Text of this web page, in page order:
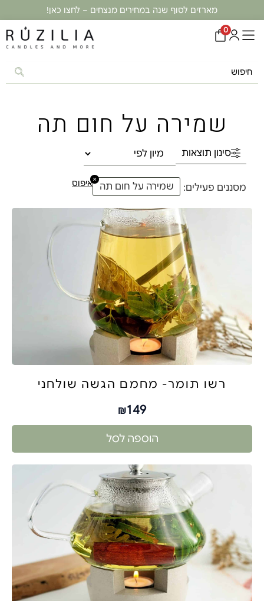
מארזים לסוף שנה במחירים מנצחים – לחצו כאן!
0
שמירה על חום תה
סינון תוצאות
מסננים פעילים: שמירה על חום תה
×איפוס
רשו תומר- מחמם הגשה שולחני
₪149
הוספה לסל